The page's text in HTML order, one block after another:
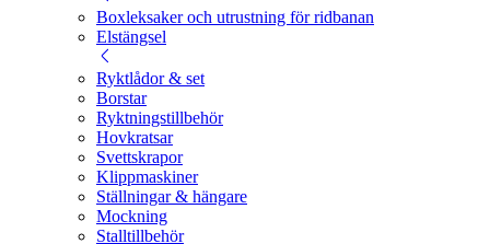
Boxleksaker och utrustning för ridbanan
Elstängsel
Ryktlådor & set
Borstar
Ryktningstillbehör
Hovkratsar
Svettskrapor
Klippmaskiner
Ställningar & hängare
Mockning
Stalltillbehör